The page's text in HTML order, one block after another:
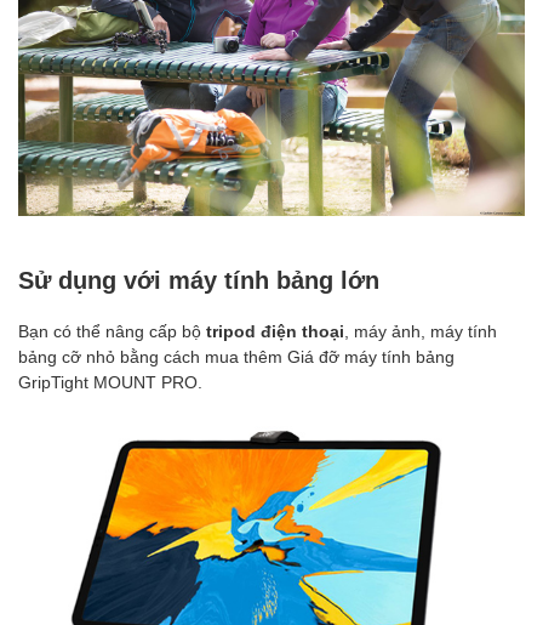
Sử dụng với máy tính bảng lớn
Bạn có thể nâng cấp bộ tripod điện thoại , máy ảnh, máy tính
bảng cỡ nhỏ bằng cách mua thêm Giá đỡ máy tính bảng
GripTight MOUNT PRO.